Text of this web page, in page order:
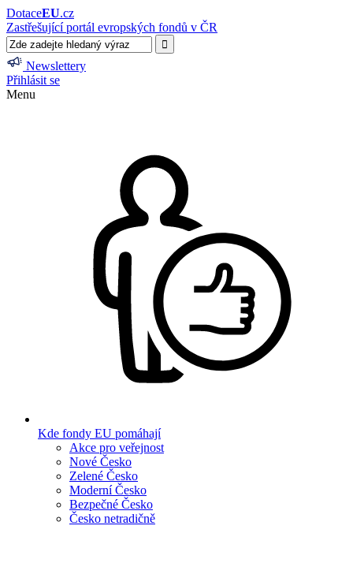
DotaceEU.cz
Zastřešující portál evropských fondů v ČR
Newslettery
Přihlásit se
Menu
Kde fondy EU pomáhají
Akce pro veřejnost
Nové Česko
Zelené Česko
Moderní Česko
Bezpečné Česko
Česko netradičně